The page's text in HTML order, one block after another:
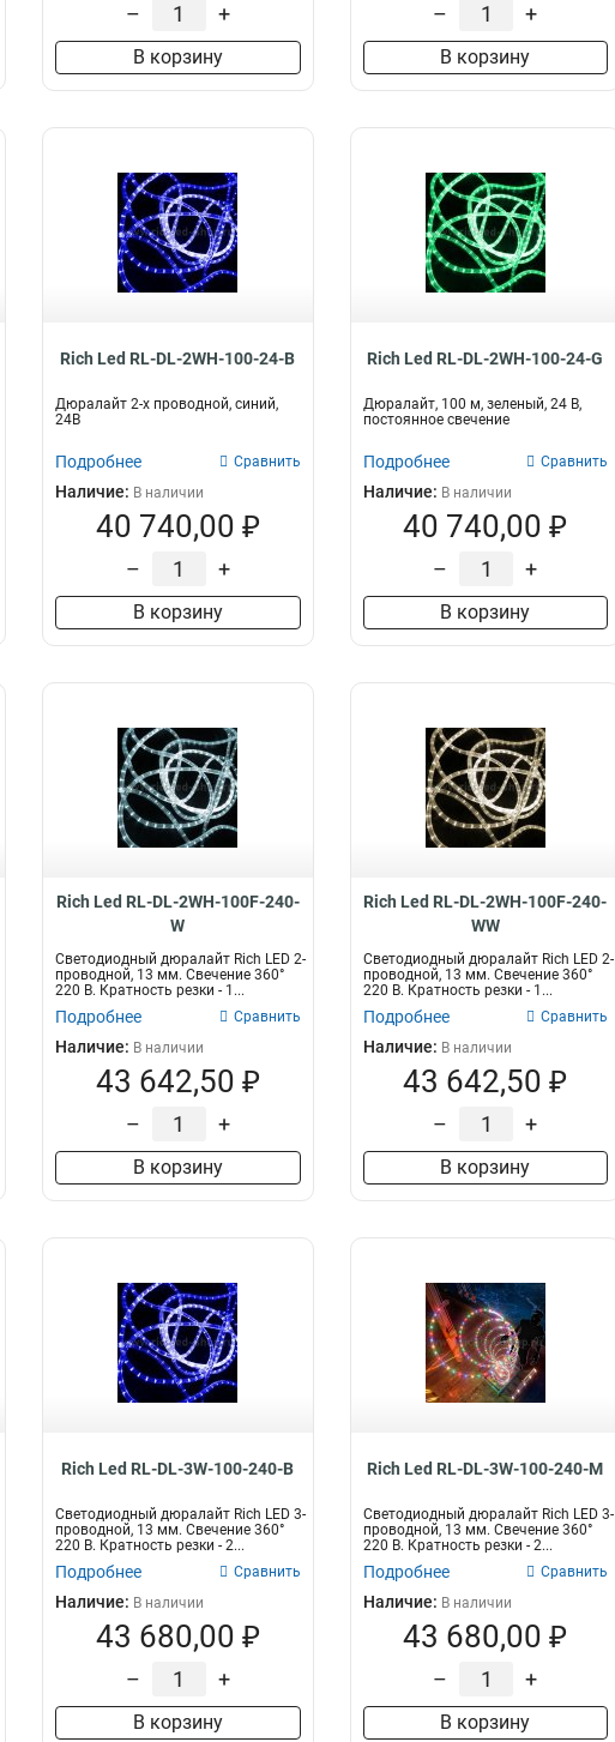
– +
В корзину
– +
В корзину
Rich Led RL-DL-2WH-100-24-B
Дюралайт 2-х проводной, синий,
24В
Подробнее Сравнить
Наличие: В наличии
40 740,00 ₽
– +
В корзину
Rich Led RL-DL-2WH-100-24-G
Дюралайт, 100 м, зеленый, 24 В,
постоянное свечение
Подробнее Сравнить
Наличие: В наличии
40 740,00 ₽
– +
В корзину
Rich Led RL-DL-2WH-100F-240-
W
Светодиодный дюралайт Rich LED 2-
проводной, 13 мм. Свечение 360°
220 В. Кратность резки - 1...
Подробнее Сравнить
Наличие: В наличии
43 642,50 ₽
– +
В корзину
Rich Led RL-DL-2WH-100F-240-
WW
Светодиодный дюралайт Rich LED 2-
проводной, 13 мм. Свечение 360°
220 В. Кратность резки - 1...
Подробнее Сравнить
Наличие: В наличии
43 642,50 ₽
– +
В корзину
Rich Led RL-DL-3W-100-240-B
Светодиодный дюралайт Rich LED 3-
проводной, 13 мм. Свечение 360°
220 В. Кратность резки - 2...
Подробнее Сравнить
Наличие: В наличии
43 680,00 ₽
– +
В корзину
Rich Led RL-DL-3W-100-240-M
Светодиодный дюралайт Rich LED 3-
проводной, 13 мм. Свечение 360°
220 В. Кратность резки - 2...
Подробнее Сравнить
Наличие: В наличии
43 680,00 ₽
– +
В корзину